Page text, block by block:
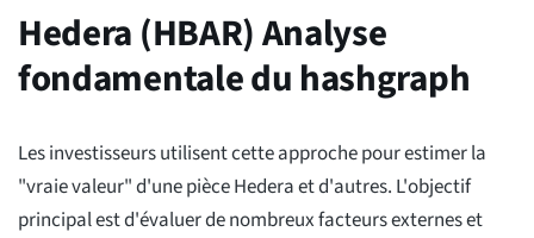
Hedera (HBAR) Analyse
fondamentale du hashgraph
Les investisseurs utilisent cette approche pour estimer la
"vraie valeur" d'une pièce Hedera et d'autres. L'objectif
principal est d'évaluer de nombreux facteurs externes et